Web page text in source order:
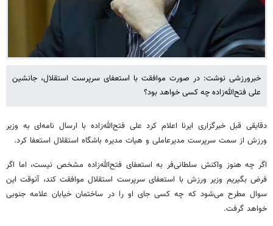
خبرورزشی نوشت: در صورت موافقت با استعفای سرپرست استقلال، جانشین
علی فتح‌الله‌زاده چه کسی خواهد بود؟
دقایقی قبل خبرگزاری ایرنا اعلام کرد علی فتح‌الله‌زاده با ارسال نامه‌ای به وزیر
ورزش از سمت سرپرست مدیرعاملی و هیات مدیره باشگاه استقلال استعفا کرد.
اگر چه هنوز واکنش سلطانی‌فر به استعفای فتح‌الله‌زاده مشخص نیست، اما اگر
فرض بگیریم وزیر ورزش با استعفای سرپرست استقلال موافقت کند، آنوقت این
سوال مطرح می‌شود که چه کسی جای او را در ساختمان خیابان علامه جنوبی
خواهد گرفت.